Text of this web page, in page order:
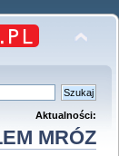
Aktualności:
MRÓZ